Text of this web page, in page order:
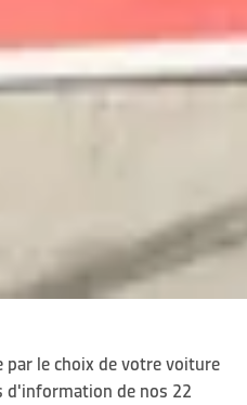
par le choix de votre voiture
d'information de nos 22